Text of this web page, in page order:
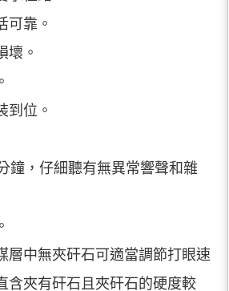
可靠。
壞。
到位。
鐘，仔細聽有無異常響聲和雜
中無夾矸石可適當調節打眼速
含夾有矸石且夾矸石的硬度較